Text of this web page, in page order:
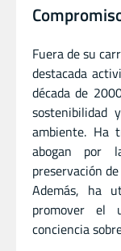
Fuera de su
destacada
década de
sostenibilidad
ambiente. Ha
abogan por
preservación
Además, ha
promover el
conciencia